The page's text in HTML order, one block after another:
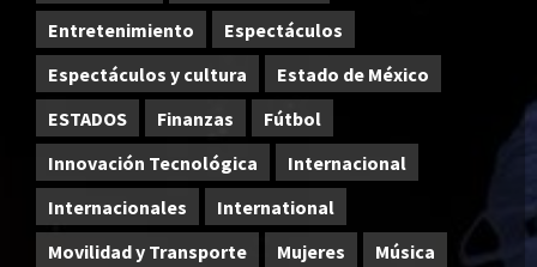
Entretenimiento
Espectáculos
Espectáculos y cultura
Estado de México
ESTADOS
Finanzas
Fútbol
Innovación Tecnológica
Internacional
Internacionales
International
Movilidad y Transporte
Mujeres
Música